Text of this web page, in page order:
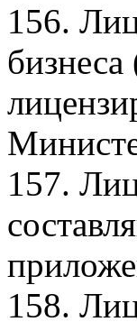
156.
157.
158.